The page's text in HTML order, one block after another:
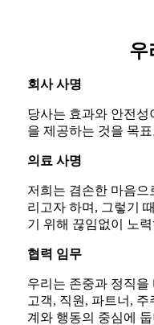
우
회사 사명
당사는 효과와 안전
을 제공하는 것을 목
의료 사명
저희는 겸손한 마음으
리고자 하며, 그렇기
기 위해 끊임없이 노
협력 임무
우리는 존중과 정직
고객, 직원, 파트너,
계와 행동의 중심에